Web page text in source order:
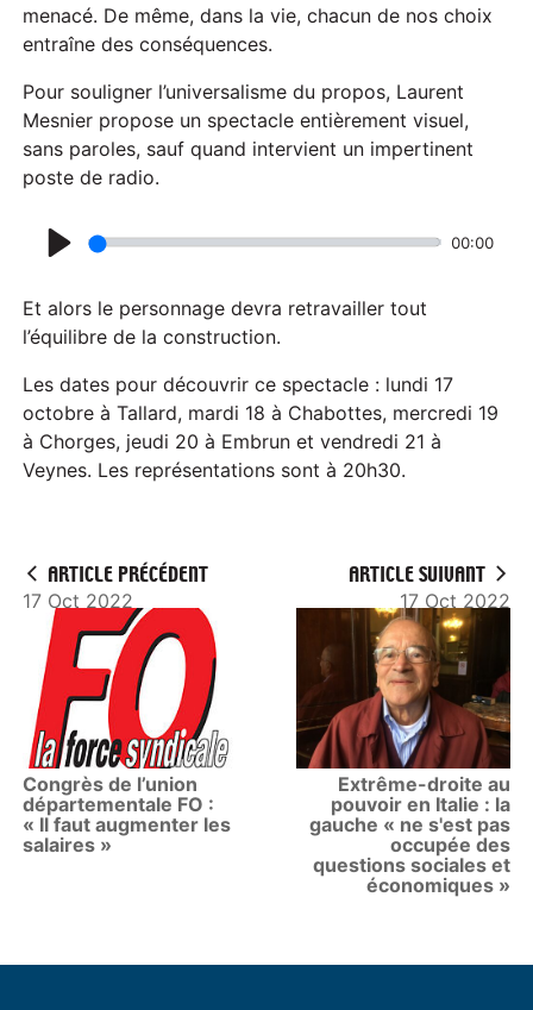
menacé. De même, dans la vie, chacun de nos choix
entraîne des conséquences.
Pour souligner l’universalisme du propos, Laurent
Mesnier propose un spectacle entièrement visuel,
sans paroles, sauf quand intervient un impertinent
poste de radio.
l
a
00:00
Et alors le personnage devra retravailler tout
l’équilibre de la construction.
Les dates pour découvrir ce spectacle : lundi 17
octobre à Tallard, mardi 18 à Chabottes, mercredi 19
à Chorges, jeudi 20 à Embrun et vendredi 21 à
Veynes. Les représentations sont à 20h30.
ARTICLE PRÉCÉDENT
17 Oct 2022
Congrès de l’union
départementale FO :
« Il faut augmenter les
salaires »
ARTICLE SUIVANT
17 Oct 2022
Extrême-droite au
pouvoir en Italie : la
gauche « ne s'est pas
occupée des
questions sociales et
économiques »